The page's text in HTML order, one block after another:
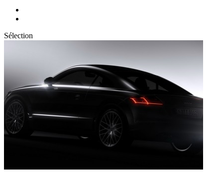
Sélection